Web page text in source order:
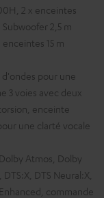
2 x enceintes
2,5 m
enceintes 15 m
pour une
3 voies avec deux
enceinte
une clarté vocale
Atmos, Dolby
DTS Neural:X,
commande